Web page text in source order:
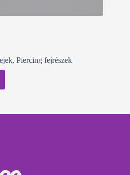
, Piercing fejrészek